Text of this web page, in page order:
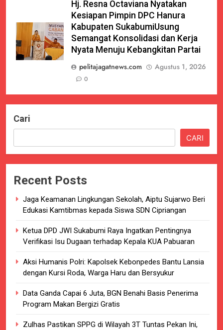
Hj. Resna Octaviana Nyatakan
Kesiapan Pimpin DPC Hanura
Kabupaten SukabumiUsung
Semangat Konsolidasi dan Kerja
Nyata Menuju Kebangkitan Partai
pelitajagatnews.com
Agustus 1, 2026
0
Cari
CARI
Recent Posts
Jaga Keamanan Lingkungan Sekolah, Aiptu Sujarwo Beri
Edukasi Kamtibmas kepada Siswa SDN Cipriangan
Ketua DPD JWI Sukabumi Raya Ingatkan Pentingnya
Verifikasi Isu Dugaan terhadap Kepala KUA Pabuaran
Aksi Humanis Polri: Kapolsek Kebonpedes Bantu Lansia
dengan Kursi Roda, Warga Haru dan Bersyukur
Data Ganda Capai 6 Juta, BGN Benahi Basis Penerima
Program Makan Bergizi Gratis
Zulhas Pastikan SPPG di Wilayah 3T Tuntas Pekan Ini,